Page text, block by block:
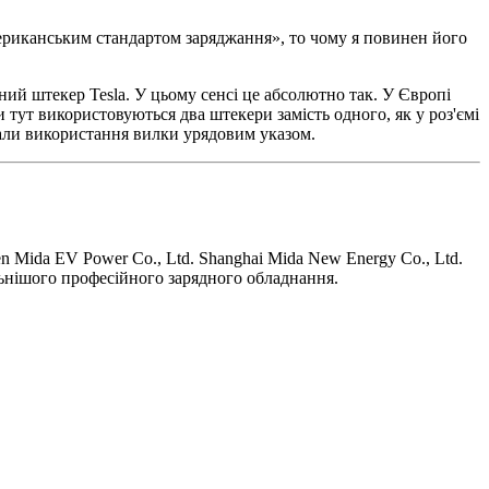
стандартом заряджання», то чому я повинен його
штекер Tesla. У цьому сенсі це абсолютно так. У Європі
використовуються два штекери замість одного, як у роз'ємі
використання вилки урядовим указом.
Mida EV Power Co., Ltd. Shanghai Mida New Energy Co., Ltd.
професійного зарядного обладнання.